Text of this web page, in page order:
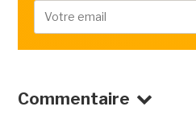
Commentaire